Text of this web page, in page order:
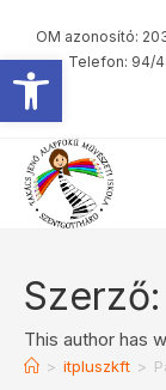
content
OM azonosító:
Telefon: 94/
Szerző:
This author has
> itpluszkft >